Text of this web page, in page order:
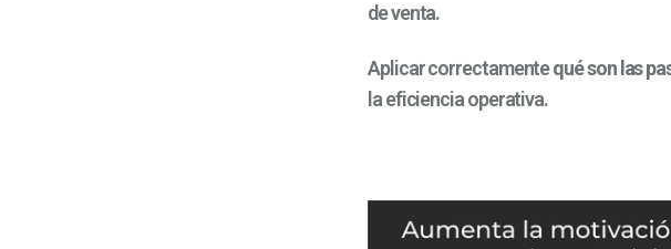
de venta.
Aplicar correctamentequé son las
la eficiencia operativa.